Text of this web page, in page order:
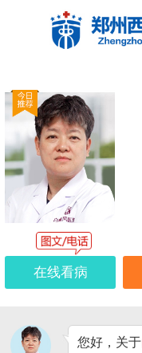
在线看病
您好，关于